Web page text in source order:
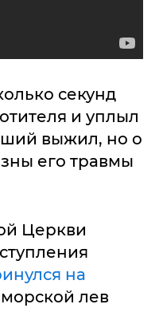
секунд
и уплыл
выжил, но о
его травмы
Церкви
на
лев